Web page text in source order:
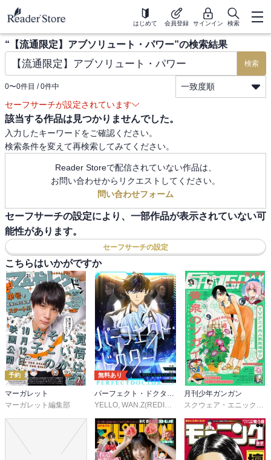
はじめて 会員登録 サインイン 検索
“ 【流通限定】アブソリュート・パワー”の検索結果
検索
0〜0件目 / 0件中
一致度順
セーフサーチが設定されています
該当する作品は見つかりませんでした。
入力したキーワードをご確認ください。
検索条件を変えて再検索してみてください。
Reader Storeで配信されていない作品は、
お問い合わせからリクエストしてください。
問い合わせフォーム
セーフサーチの設定により、一部作品が表示されていない可
能性があります。
セーフサーチの設定
こちらはいかがですか
予約
マーガレット
マーガレット編集部
無料あり
パーフェクト・ドクター【タテヨミ】
YELLO, WAN.Z(REDICE STUDIO) ,MoeDal,REDICE
月刊少年ガンガン
スクウェア・エニックス